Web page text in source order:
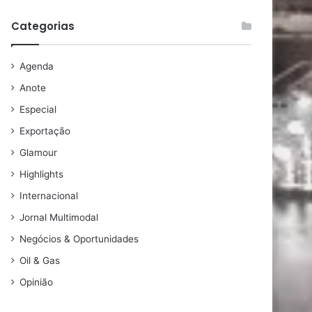
Categorias
Agenda
Anote
Especial
Exportação
Glamour
Highlights
Internacional
Jornal Multimodal
Negócios & Oportunidades
Oil & Gas
Opinião